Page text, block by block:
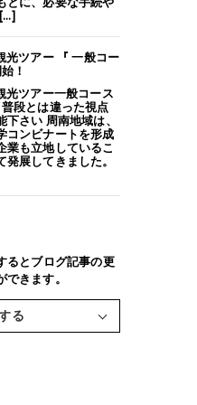
ツアー 『 一般コー
！
ツアー一般コース
段とは違った視点
さい 周南地域は、
コンビナートを形成
業も立地しているこ
展してきました。
るとブログ記事の更
きます。
る